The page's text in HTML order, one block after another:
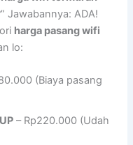
Jawabannya: ADA!
harga pasang wifi
lo:
(Biaya pasang
– Rp220.000 (Udah